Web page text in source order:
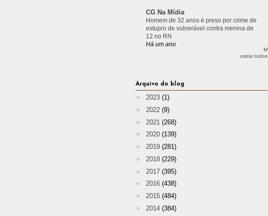
CG Na Mídia
Homem de 32 anos é preso por crime de
estupro de vulnerável contra menina de
12 no RN
Há um ano
M
ostrar todos
Arquivo do blog
► 2023 (1)
► 2022 (9)
► 2021 (268)
► 2020 (139)
► 2019 (281)
► 2018 (229)
► 2017 (395)
► 2016 (438)
► 2015 (484)
► 2014 (384)